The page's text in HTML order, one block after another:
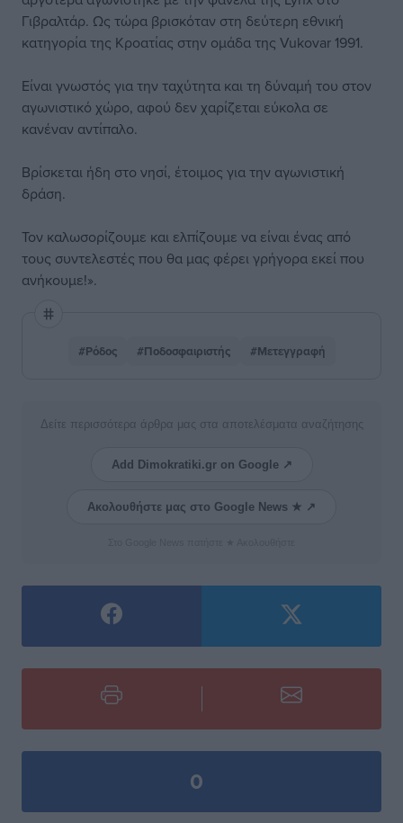
Γιβραλτάρ. Ως τώρα βρισκόταν στη δεύτερη εθνική
κατηγορία της Κροατίας στην ομάδα της Vukovar 1991.
Είναι γνωστός για την ταχύτητα και τη δύναμή του στον
αγωνιστικό χώρο, αφού δεν χαρίζεται εύκολα σε
κανέναν αντίπαλο.
Βρίσκεται ήδη στο νησί, έτοιμος για την αγωνιστική
δράση.
Τον καλωσορίζουμε και ελπίζουμε να είναι ένας από
τους συντελεστές που θα μας φέρει γρήγορα εκεί που
ανήκουμε!».
#Ρόδος #Ποδοσφαιριστής #Μετεγγραφή
Δείτε περισσότερα άρθρα μας στα αποτελέσματα αναζήτησης
Add Dimokratiki.gr on Google ↗
Ακολουθήστε μας στο Google News ★ ↗
0